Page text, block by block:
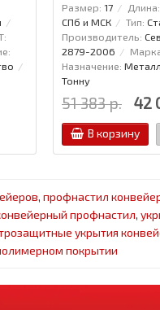
Размер: 17 Длина:
СПб и МСК
Тип:
Производитель:
2879-2006
Назначение:
Тонну
51 383 р. 42
В корзину
, профнастил
профнастил,
укрытия
покрытии